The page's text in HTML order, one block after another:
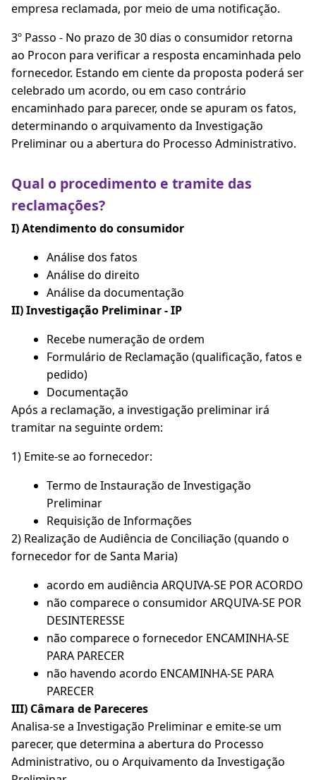
empresa reclamada, por meio de uma notificação.
3º Passo - No prazo de 30 dias o consumidor retorna
ao Procon para verificar a resposta encaminhada pelo
fornecedor. Estando em ciente da proposta poderá ser
celebrado um acordo, ou em caso contrário
encaminhado para parecer, onde se apuram os fatos,
determinando o arquivamento da Investigação
Preliminar ou a abertura do Processo Administrativo.
Qual o procedimento e tramite das
reclamações?
I) Atendimento do consumidor
Análise dos fatos
Análise do direito
Análise da documentação
II) Investigação Preliminar - IP
Recebe numeração de ordem
Formulário de Reclamação (qualificação, fatos e
pedido)
Documentação
Após a reclamação, a investigação preliminar irá
tramitar na seguinte ordem:
1) Emite-se ao fornecedor:
Termo de Instauração de Investigação
Preliminar
Requisição de Informações
2) Realização de Audiência de Conciliação (quando o
fornecedor for de Santa Maria)
acordo em audiência ARQUIVA-SE POR ACORDO
não comparece o consumidor ARQUIVA-SE POR
DESINTERESSE
não comparece o fornecedor ENCAMINHA-SE
PARA PARECER
não havendo acordo ENCAMINHA-SE PARA
PARECER
III) Câmara de Pareceres
Analisa-se a Investigação Preliminar e emite-se um
parecer, que determina a abertura do Processo
Administrativo, ou o Arquivamento da Investigação